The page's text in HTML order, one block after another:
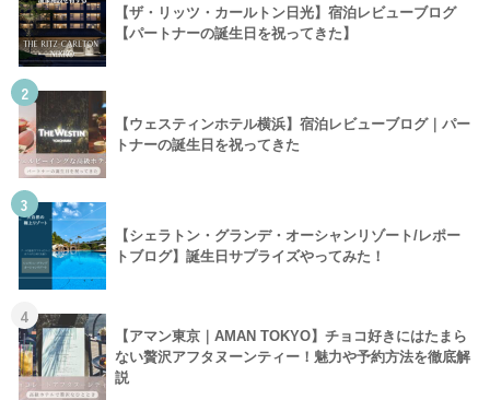
【ザ・リッツ・カールトン日光】宿泊レビューブログ
【パートナーの誕生日を祝ってきた】
2
【ウェスティンホテル横浜】宿泊レビューブログ｜パー
トナーの誕生日を祝ってきた
3
【シェラトン・グランデ・オーシャンリゾート/レポー
トブログ】誕生日サプライズやってみた！
4
【アマン東京｜AMAN TOKYO】チョコ好きにはたまら
ない贅沢アフタヌーンティー！魅力や予約方法を徹底解
説